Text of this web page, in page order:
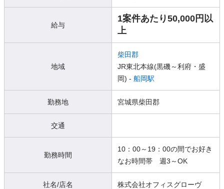
給与
1案件あたり50,000円以
上
地域
柴田郡
JR東北本線(黒磯～利府・盛
岡) - 船岡駅
勤務地 宮城県柴田郡
交通
勤務時間
10：00～19：00の間でお好き
なお時間帯 週3～OK
社名/店名 株式会社オフィスグローヴ